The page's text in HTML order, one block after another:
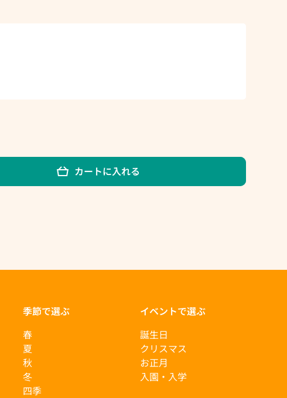
カートに入れる
季節で選ぶ
春
夏
秋
冬
四季
イベントで選ぶ
誕生日
クリスマス
お正月
入園・入学